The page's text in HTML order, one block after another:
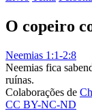
O copeiro
Neemias 1:1-2:8
Neemias fica
ruínas.
Colaborações de
CC BY-NC-ND